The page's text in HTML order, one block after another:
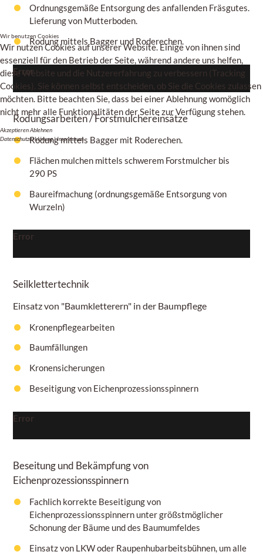
Ordnungsgemäße Entsorgung des anfallenden Fräsgutes.
Lieferung von Mutterboden.
Rodung mittels Bagger und Roderechen.
Error
Rodungsarbeiten / Forstmulchereinsätze
Rodung mittels Bagger mit Roderechen.
Flächen mulchen mittels schwerem Forstmulcher bis
290 PS
Baureifmachung (ordnungsgemäße Entsorgung von
Wurzeln)
Error
Seilklettertechnik
Einsatz von "Baumkletterern" in der Baumpflege
Kronenpflegearbeiten
Baumfällungen
Kronensicherungen
Beseitigung von Eichenprozessionsspinnern
Error
Beseitung und Bekämpfung von
Eichenprozessionsspinnern
Fachlich korrekte Beseitigung von
Eichenprozessionsspinnern unter größstmöglicher
Schonung der Bäume und des Baumumfeldes
Einsatz von LKW oder Raupenhubarbeitsbühnen, um alle
Wir benutzen Cookies
Wir nutzen Cookies auf unserer Website. Einige von ihnen sind
essenziell für den Betrieb der Seite, während andere uns helfen,
diese Website und die Nutzererfahrung zu verbessern (Tracking
Cookies). Sie können selbst entscheiden, ob Sie die Cookies zulassen
möchten. Bitte beachten Sie, dass bei einer Ablehnung womöglich
nicht mehr alle Funktionalitäten der Seite zur Verfügung stehen.
AkzeptierenAblehnen
Datenschutzerklärung|Impressum